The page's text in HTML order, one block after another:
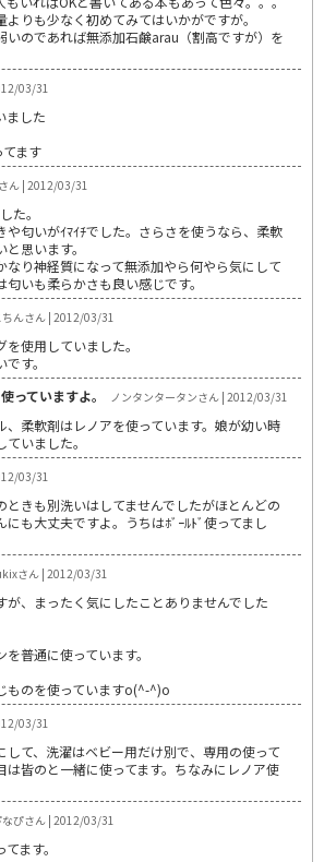
よりも少なく初めてみてはいかがですが。
いのであれば無添加石鹸arau（割高ですが）を
03/31
ました
てます
ん | 2012/03/31
た。
や匂いがｲﾏｲﾁでした。さらさを使うなら、柔軟
思います。
なり神経質になって無添加やら何やら気にして
匂いも柔らかさも良い感じです。
ちんさん | 2012/03/31
使用していました。
す。
っていますよ。
ノンタンタータンさん | 2012/03/31
、柔軟剤はレノアを使っています。娘が幼い時
いました。
03/31
ときも別洗いはしてませんでしたがほとんどの
にも大丈夫ですよ。うちはﾎﾞｰﾙﾄﾞ使ってまし
さん | 2012/03/31
が、まったく気にしたことありませんでした
普通に使っています。
ものを使っていますo(^-^)o
03/31
して、洗濯はベビー用だけ別で、専用の使って
は皆のと一緒に使ってます。ちなみにレノア使
なぴさん | 2012/03/31
ます。